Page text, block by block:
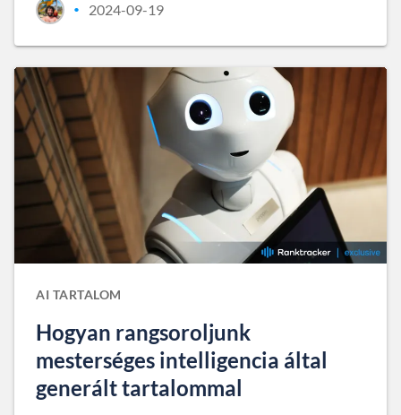
• 2024-09-19
AI TARTALOM
Hogyan rangsoroljunk
mesterséges intelligencia által
generált tartalommal